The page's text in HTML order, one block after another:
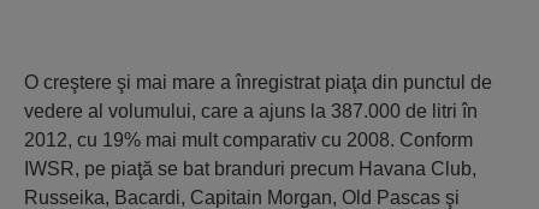
O creştere şi mai mare a înregistrat piaţa din punctul de
vedere al volumului, care a ajuns la 387.000 de litri în
2012, cu 19% mai mult comparativ cu 2008. Conform
IWSR, pe piaţă se bat branduri precum Havana Club,
Russeika, Bacardi, Capitain Morgan, Old Pascas şi